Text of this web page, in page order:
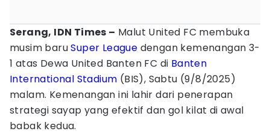
Serang, IDN Times – Malut United FC membuka
musim baruSuper League dengan kemenangan 3-
1 atas Dewa United Banten FC di Banten
International Stadium (BIS), Sabtu (9/8/2025)
malam. Kemenangan ini lahir dari penerapan
strategi sayap yang efektif dan gol kilat di awal
babak kedua.